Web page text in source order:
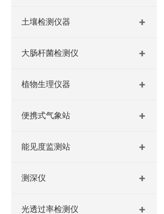
土壤检测仪器
大肠杆菌检测仪
植物生理仪器
便携式气象站
能见度监测站
测深仪
光透过率检测仪